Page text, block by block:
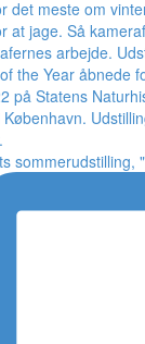
sommerudstilling,